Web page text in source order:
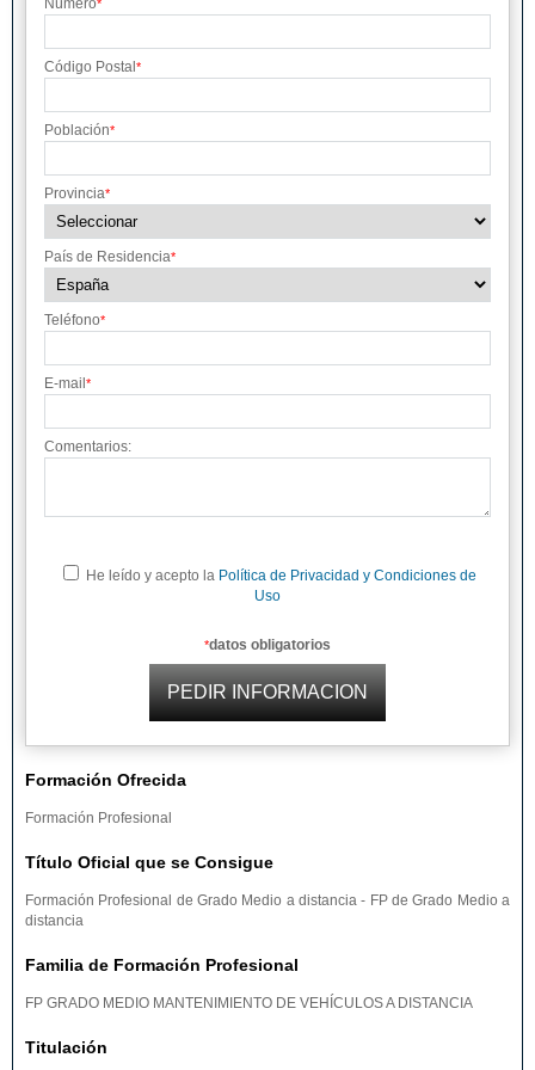
Número*
Código Postal *
Población*
Provincia*
País de Residencia*
Teléfono*
E-mail *
Comentarios:
He leído y acepto la Política de Privacidad y Condiciones de
Uso
*datos obligatorios
Formación Ofrecida
Formación Profesional
Título Oficial que se Consigue
Formación Profesional de Grado Medio a distancia - FP de Grado Medio a
distancia
Familia de Formación Profesional
FP GRADO MEDIO MANTENIMIENTO DE VEHÍCULOS A DISTANCIA
Titulación